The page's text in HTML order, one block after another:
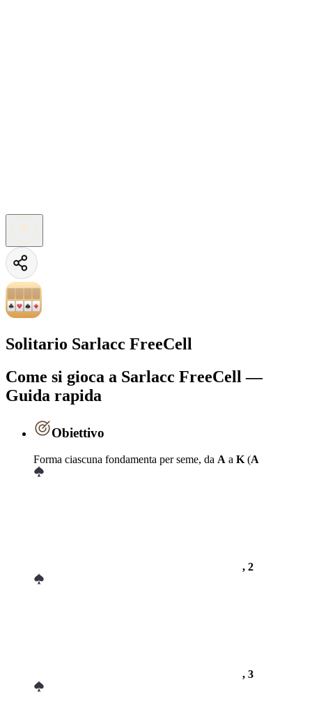
Solitario Sarlacc FreeCell
Come si gioca a Sarlacc FreeCell —
Guida rapida
Obiettivo
Forma ciascuna fondamenta per seme, da A a K(A
, 2
, 3